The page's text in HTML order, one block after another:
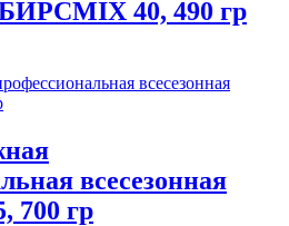
БИРСMIX 40, 490 гр
всесезонная
700 гр